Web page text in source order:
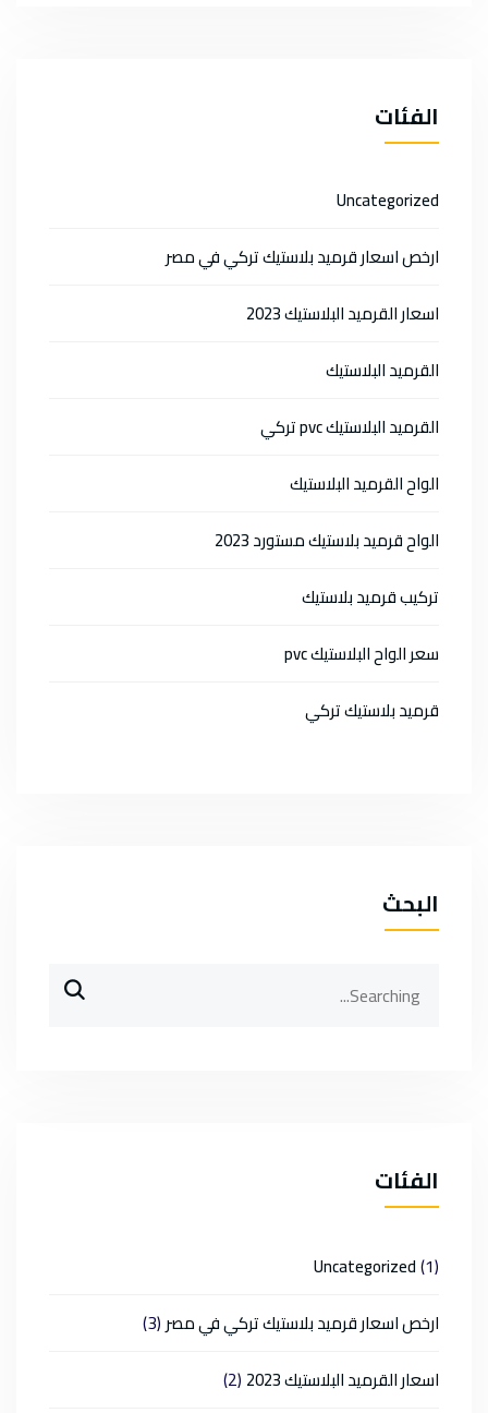
الفئات
Uncategorized
ارخص اسعار قرميد بلاستيك تركي في مصر
اسعار القرميد البلاستيك 2023
القرميد البلاستيك
القرميد البلاستيك pvc تركي
الواح القرميد البلاستيك
الواح قرميد بلاستيك مستورد 2023
تركيب قرميد بلاستيك
سعر الواح البلاستيك pvc
قرميد بلاستيك تركي
البحث
for:
الفئات
Uncategorized(1)
ارخص اسعار قرميد بلاستيك تركي في مصر(3)
اسعار القرميد البلاستيك 2023 (2)